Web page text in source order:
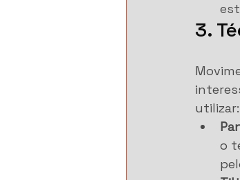
3.
utilizar:
o